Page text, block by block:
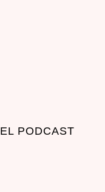
EL PODCAST